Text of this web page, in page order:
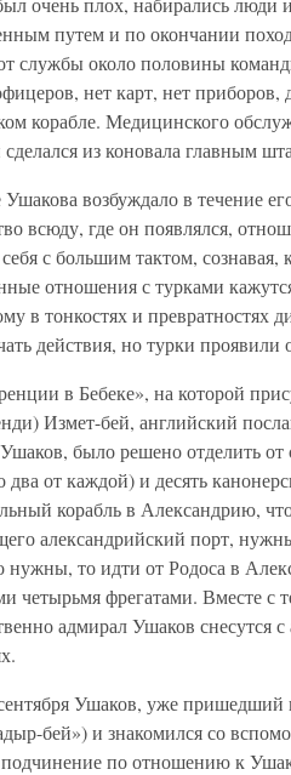
путем и по окончании
службы около половины
нет карт, нет
корабле. Медицинского
из коновала главным
возбуждало в течение
всюду, где он появлялся,
с большим тактом,
отношения с турками
в тонкостях и превратностях
действия, но турки
в Бебеке», на которой
Измет-бей, английский
было решено отделить
два от каждой) и десять
корабль в Александрию,
александрийский порт,
нужны, то идти от Родоса в
четырьмя фрегатами. Вместе с
адмирал Ушаков снесутся
Ушаков, уже
бей») и знакомился со
по отношению к